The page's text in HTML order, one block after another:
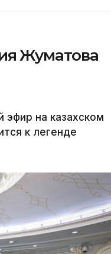
Жуматова
на казахском
к легенде